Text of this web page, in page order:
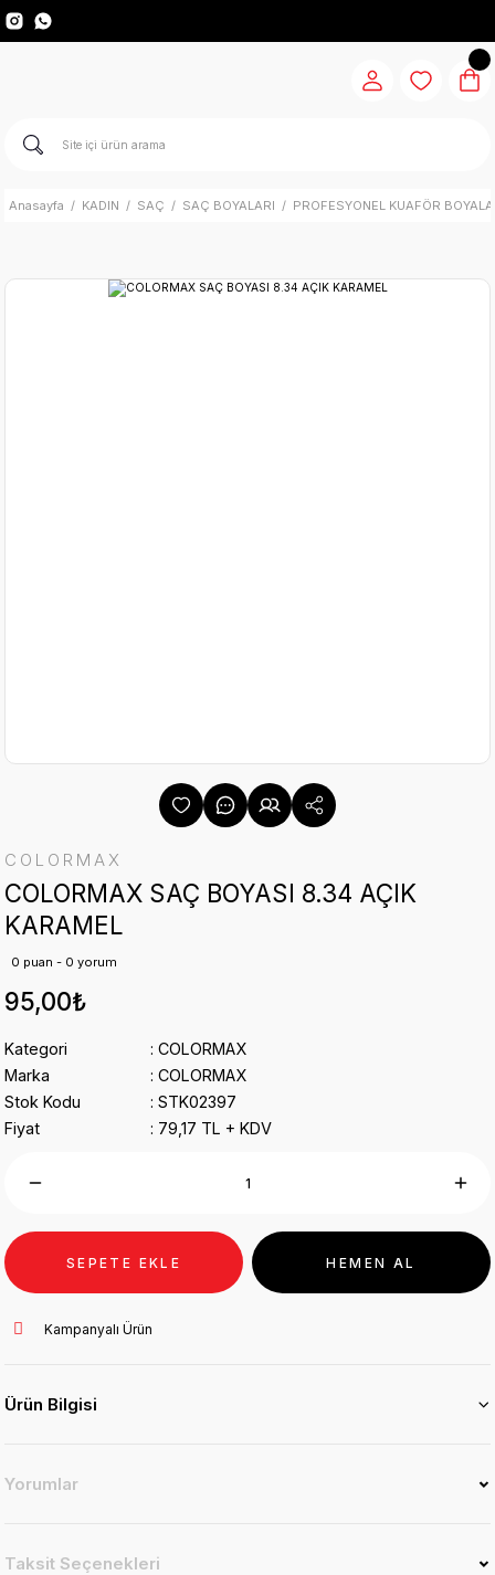
Anasayfa KADIN SAÇ SAÇ BOYALARI PROFESYONEL KUAFÖR
COLORMAX
COLORMAX SAÇ BOYASI 8.34 AÇIK
KARAMEL
0 puan - 0 yorum
95,00₺
Kategori
COLORMAX
Marka
COLORMAX
Stok Kodu
STK02397
Fiyat
79,17 TL + KDV
SEPETE EKLE HEMEN AL
Kampanyalı Ürün
Ürün Bilgisi
Yorumlar
Taksit Seçenekleri